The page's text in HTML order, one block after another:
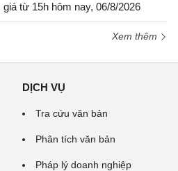
từ 15h hôm nay, 06/8/2026
Xem thêm
DỊCH VỤ
Tra cứu văn bản
Phân tích văn bản
Pháp lý doanh nghiệp